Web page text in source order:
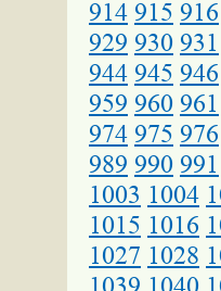
914 915 916
929 930 931
944 945 946
959 960 961
974 975 976
989 990 991
1003 1004
1015 1016
1027 1028